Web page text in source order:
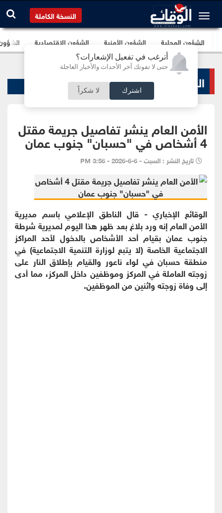
أترغب في تفعيل الإشعارات؟
حتى لا تفوتك آخر الأحداث والأخبار العاجلة
اشترك لا شكراً
النسخة الكاملة
الشؤون المحلية الشؤون الأمنية الشؤون الإقتصادية
الشؤون الأمنية
الأمن العام ينشر تفاصيل جريمة مقتل
4 أشخاص في "حسبان" جنوب عمان
تاريخ النشر : السبت - 6-6-2026 - 3:56 PM
الوقائع الإخباري - قال الناطق الإعلامي باسم مديرية
الأمن العام إنه ورد بلاغ بعد ظهر هذا اليوم لمديرية شرطة
جنوب عمان بقيام أحد الأشخاص بالدخول لأحد المراكز
الاجتماعية الخاصة (لا يتبع لوزارة التنمية الاجتماعية) في
منطقة حسبان في لواء ناعور والقيام بإطلاق النار على
زوجته العاملة في المركز وموظفين داخل المركز، مما أدى
إلى وفاة زوجته واثنين من الموظفين.